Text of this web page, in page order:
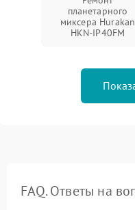
планетарного
миксера Hurakan
HKN-IP40FM
FAQ. Ответы на